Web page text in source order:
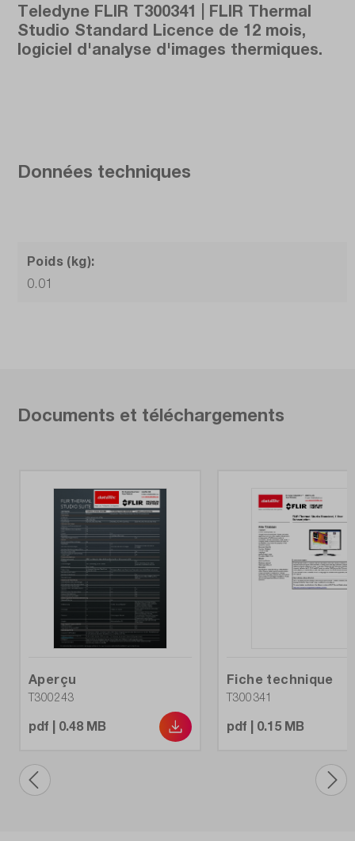
Teledyne FLIR T300341 | FLIR Thermal
Studio Standard Licence de 12 mois,
logiciel d'analyse d'images thermiques.
Données techniques
Poids (kg):
0.01
Documents et téléchargements
Aperçu
T300243
pdf | 0.48 MB
Fiche technique
T300341
pdf | 0.15 MB